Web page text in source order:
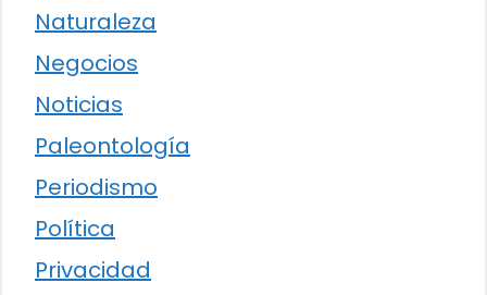
Naturaleza
Negocios
Noticias
Paleontología
Periodismo
Política
Privacidad